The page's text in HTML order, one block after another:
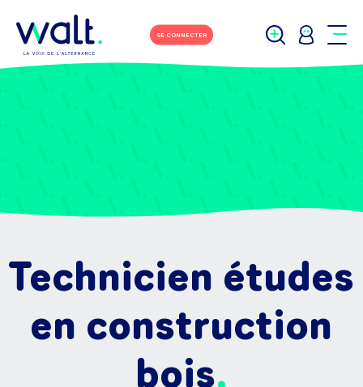
SE CONNECTER
Technicien études
en construction
bois